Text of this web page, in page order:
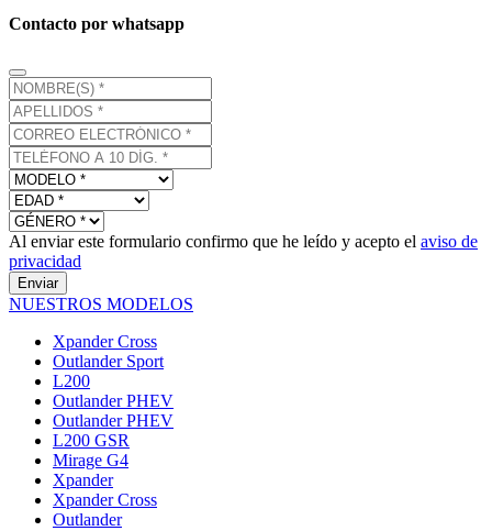
Contacto por whatsapp
Al enviar este formulario confirmo que he leído y acepto el aviso de
privacidad
Enviar
NUESTROS MODELOS
Xpander Cross
Outlander Sport
L200
Outlander PHEV
Outlander PHEV
L200 GSR
Mirage G4
Xpander
Xpander Cross
Outlander